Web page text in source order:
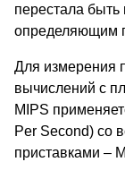
перестала
определяющим
Для измерения
вычислений с
MIPS
Per Second) со
приставками –